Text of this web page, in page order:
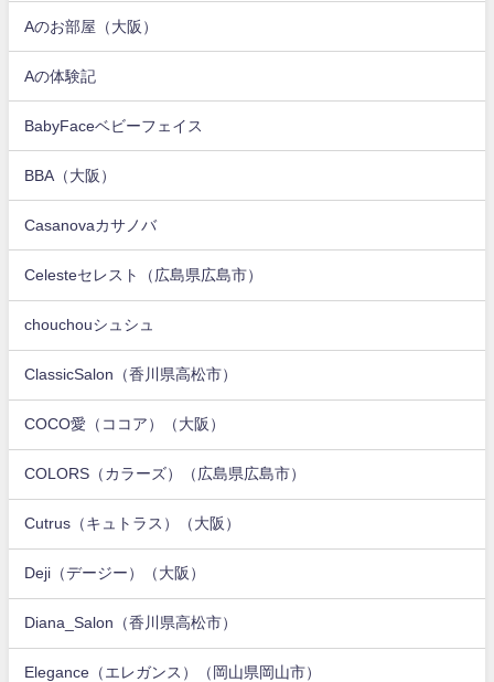
Aのお部屋（大阪）
Aの体験記
BabyFaceベビーフェイス
BBA（大阪）
Casanovaカサノバ
Celesteセレスト（広島県広島市）
chouchouシュシュ
ClassicSalon（香川県高松市）
COCO愛（ココア）（大阪）
COLORS（カラーズ）（広島県広島市）
Cutrus（キュトラス）（大阪）
Deji（デージー）（大阪）
Diana_Salon（香川県高松市）
Elegance（エレガンス）（岡山県岡山市）